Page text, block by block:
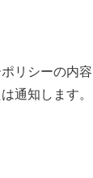
リシーの内
通知します。